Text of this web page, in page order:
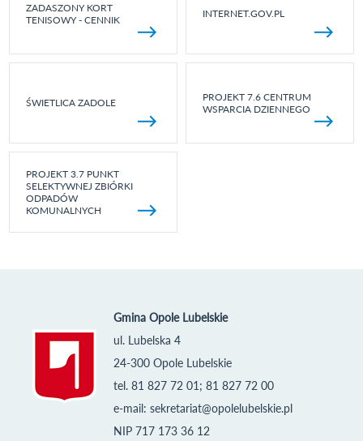
ZADASZONY KORT
TENISOWY - CENNIK
INTERNET.GOV.PL
ŚWIETLICA ZADOLE
PROJEKT 7.6 CENTRUM
WSPARCIA DZIENNEGO
PROJEKT 3.7 PUNKT
SELEKTYWNEJ ZBIÓRKI
ODPADÓW
KOMUNALNYCH
Gmina Opole Lubelskie
ul. Lubelska 4
24-300 Opole Lubelskie
tel. 81 827 72 01; 81 827 72 00
e-mail: sekretariat@opolelubelskie.pl
NIP 717 173 36 12